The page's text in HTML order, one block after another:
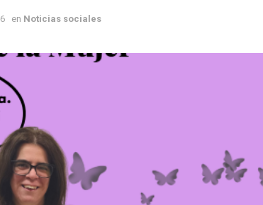
en Noticias sociales